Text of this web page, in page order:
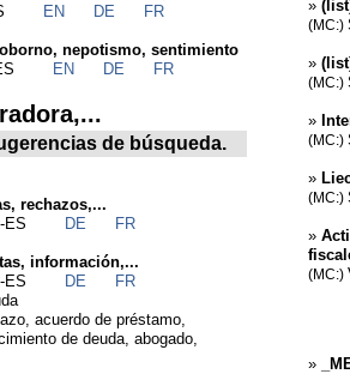
EN DE FR
nepotismo, sentimiento
EN DE FR
de búsqueda.
rechazos,...
ES DE FR
información,...
ES DE
FR
acuerdo de préstamo,
de deuda, abogado,
»
(MC:)
»
(MC:)
»
(MC:)
»
(MC:)
»
(MC:)
»